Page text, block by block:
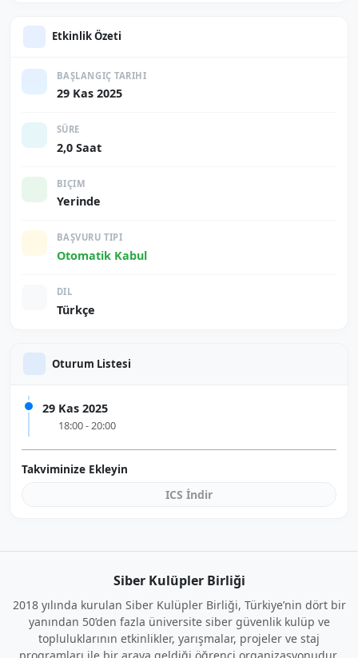
Etkinlik Özeti
BAŞLANGIÇ TARIHI
29 Kas 2025
SÜRE
2,0 Saat
BIÇIM
Yerinde
BAŞVURU TIPI
Otomatik Kabul
DIL
Türkçe
Oturum Listesi
29 Kas 2025
18:00 - 20:00
Takviminize Ekleyin
ICS İndir
Siber Kulüpler Birliği
2018 yılında kurulan Siber Kulüpler Birliği, Türkiye’nin dört bir
yanından 50’den fazla üniversite siber güvenlik kulüp ve
topluluklarının etkinlikler, yarışmalar, projeler ve staj